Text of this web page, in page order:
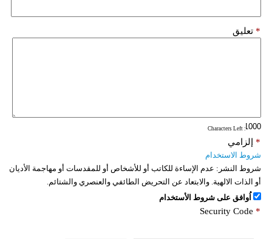
تعليق *
: Characters Left
إلزامي *
شروط الاستخدام
شروط النشر: عدم الإساءة للكاتب أو للأشخاص أو للمقدسات أو مهاجمة الأديان
أو الذات الالهية. والابتعاد عن التحريض الطائفي والعنصري والشتائم.
اُوافق على شروط الأستخدام
Security Code *